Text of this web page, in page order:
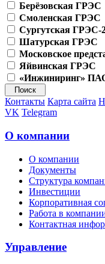
Берёзовская ГРЭС
Смоленская ГРЭС
Сургутская ГРЭС-
Шатурская ГРЭС
Московское
Яйвинская ГРЭС
«Инжиниринг»
Контакты Карта сайта
VK Telegram
О компании
О компании
Документы
Структура
Инвестиции
Корпоративная
Работа в
Контактная
Управление